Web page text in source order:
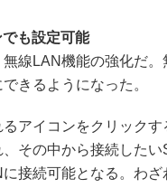
も設定可能
線LAN機能の強化だ。
きるようになった。
アイコンをクリックす
その中から接続した
接続可能となる。わ